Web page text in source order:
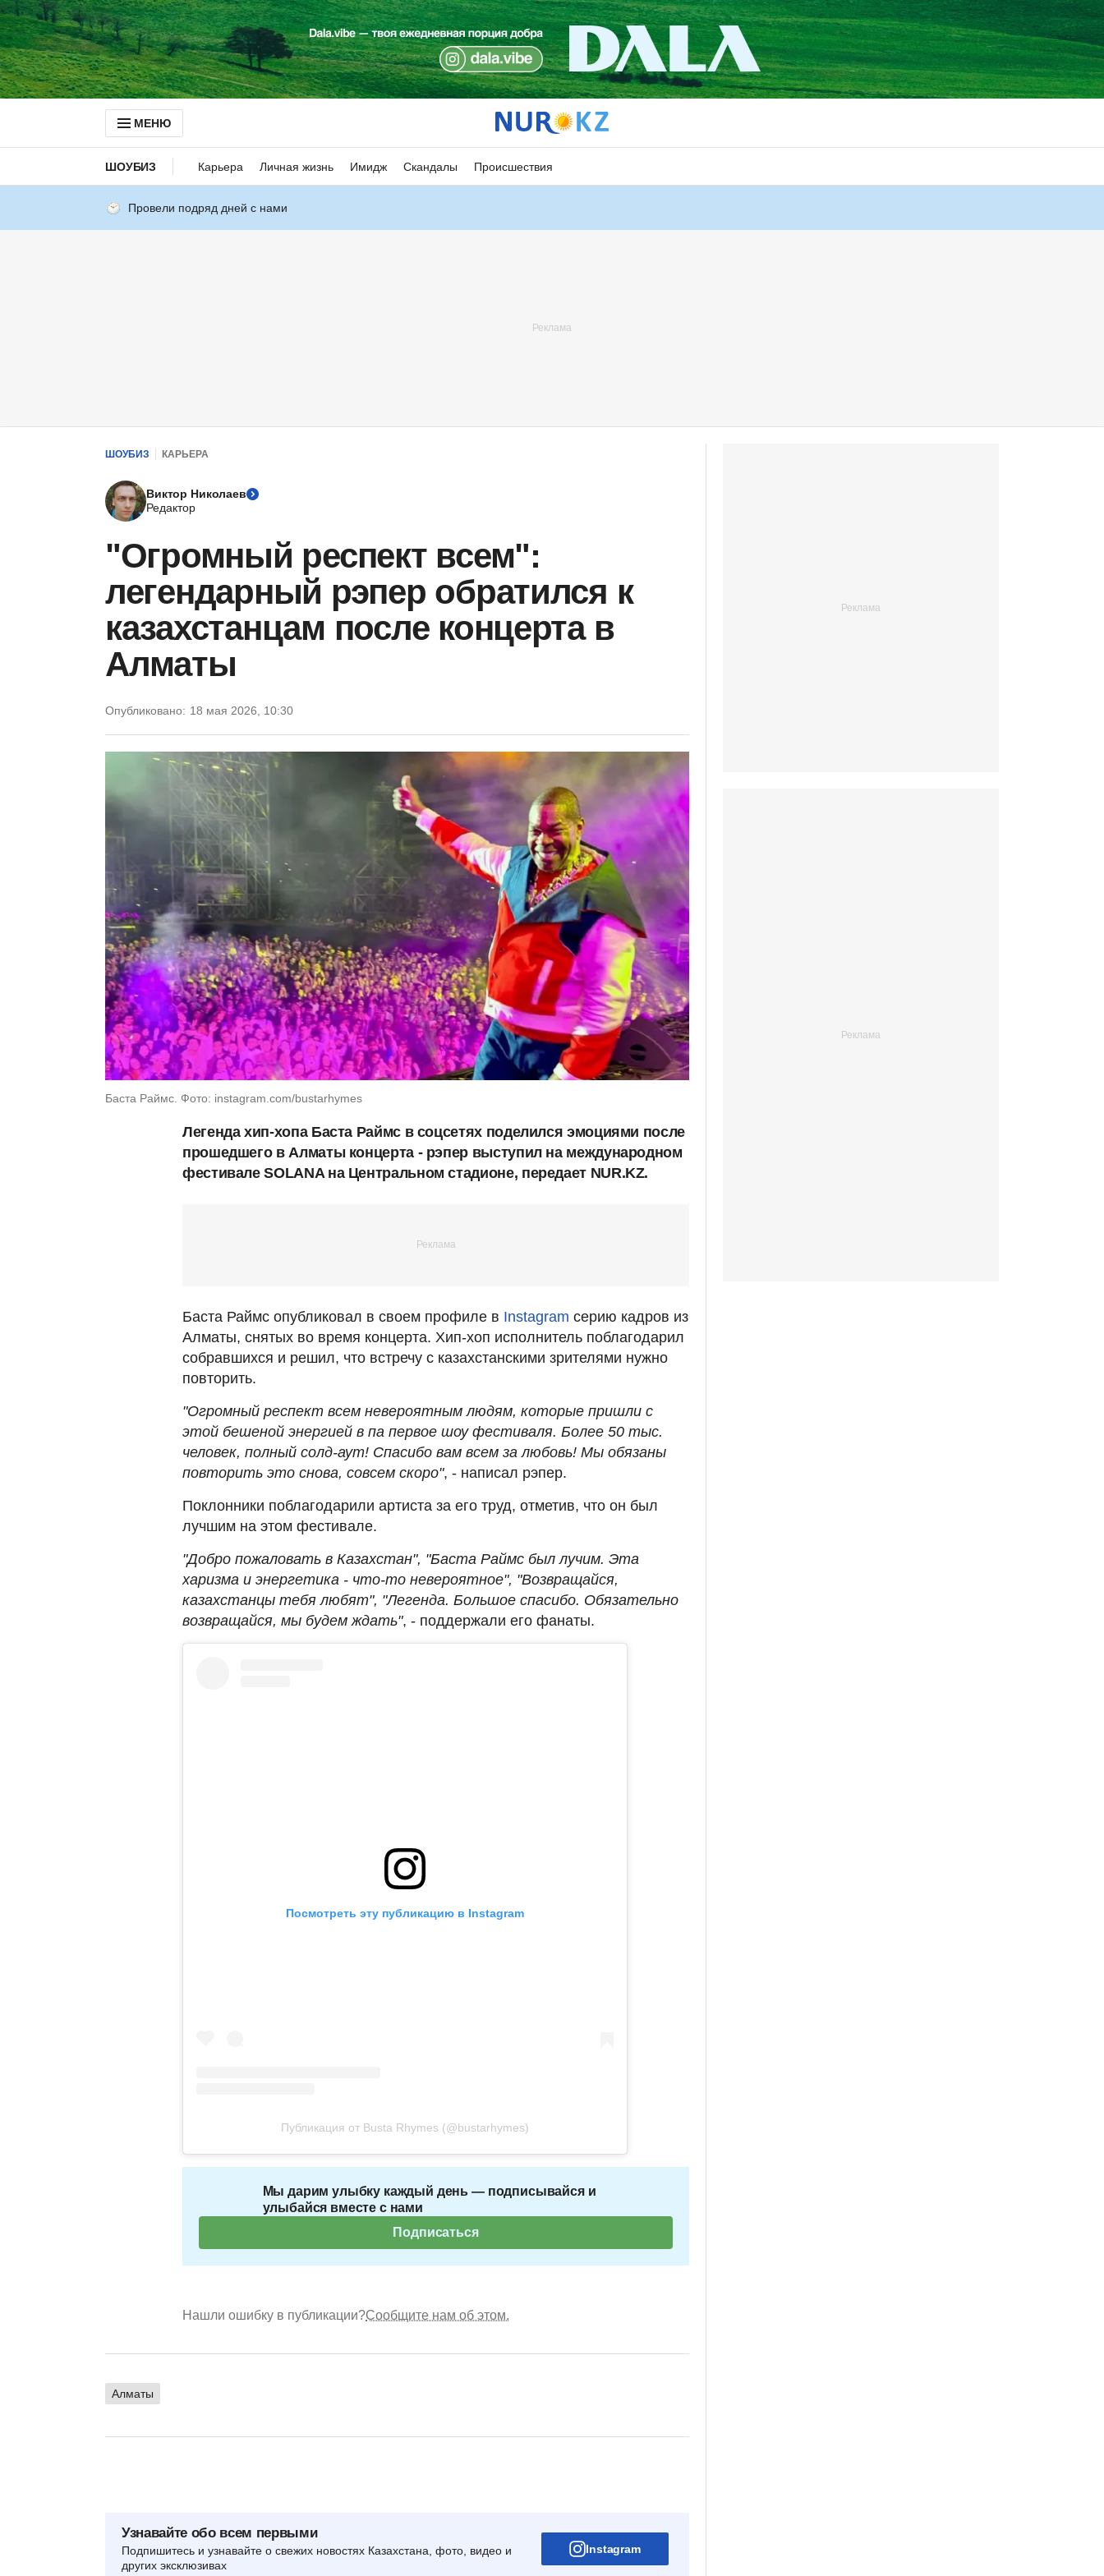
МЕНЮ
ШОУБИЗ Карьера Личная жизнь Имидж Скандалы Происшествия
Провели подряд дней с нами
ШОУБИЗ КАРЬЕРА
Виктор Николаев
Редактор
"Огромный респект всем":
легендарный рэпер обратился к
казахстанцам после концерта в
Алматы
Опубликовано: 18 мая 2026, 10:30
Баста Раймс. Фото: instagram.com/bustarhymes
Легенда хип-хопа Баста Раймс в соцсетях поделился эмоциями после
прошедшего в Алматы концерта - рэпер выступил на международном
фестивале SOLANA на Центральном стадионе, передает NUR.KZ.
Баста Раймс опубликовал в своем профиле в Instagram серию кадров из
Алматы, снятых во время концерта. Хип-хоп исполнитель поблагодарил
собравшихся и решил, что встречу с казахстанскими зрителями нужно
повторить.
"Огромный респект всем невероятным людям, которые пришли с
этой бешеной энергией в па первое шоу фестиваля. Более 50 тыс.
человек, полный солд-аут! Спасибо вам всем за любовь! Мы обязаны
повторить это снова, совсем скоро", - написал рэпер.
Поклонники поблагодарили артиста за его труд, отметив, что он был
лучшим на этом фестивале.
"Добро пожаловать в Казахстан", "Баста Раймс был лучим. Эта
харизма и энергетика - что-то невероятное", "Возвращайся,
казахстанцы тебя любят", "Легенда. Большое спасибо. Обязательно
возвращайся, мы будем ждать", - поддержали его фанаты.
Посмотреть эту публикацию в Instagram
Публикация от Busta Rhymes (@bustarhymes)
Мы дарим улыбку каждый день — подписывайся и
улыбайся вместе с нами
Подписаться
Нашли ошибку в публикации?Сообщите нам об этом.
Алматы
Узнавайте обо всем первыми
Подпишитесь и узнавайте о свежих новостях Казахстана, фото, видео и
других эксклюзивах
Instagram